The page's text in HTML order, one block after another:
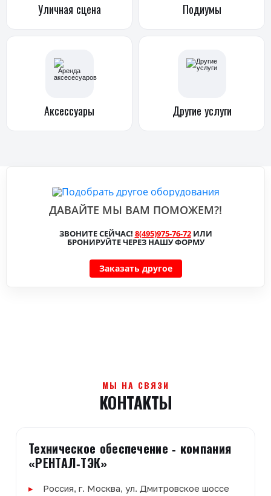
Уличная сцена Подиумы
Аксессуары Другие услуги
ДАВАЙТЕ МЫ ВАМ ПОМОЖЕМ?!
ЗВОНИТЕ СЕЙЧАС! 8(495)975-76-72ИЛИ
БРОНИРУЙТЕ ЧЕРЕЗ НАШУ ФОРМУ
Заказать другое
МЫ НА СВЯЗИ
КОНТАКТЫ
Техническое обеспечение - компания
«РЕНТАЛ-ТЭК»
Россия, г. Москва, ул. Дмитровское шоссе